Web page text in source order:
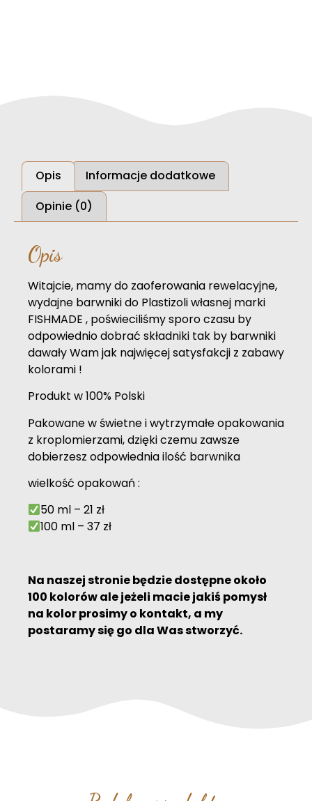
Opis
Informacje dodatkowe
Opinie (0)
Opis
Witajcie, mamy do zaoferowania rewelacyjne,
wydajne barwniki do Plastizoli własnej marki
FISHMADE , poświeciliśmy sporo czasu by
odpowiednio dobrać składniki tak by barwniki
dawały Wam jak najwięcej satysfakcji z zabawy
kolorami !
Produkt w 100% Polski
Pakowane w świetne i wytrzymałe opakowania
z kroplomierzami, dzięki czemu zawsze
dobierzesz odpowiednia ilość barwnika
wielkość opakowań :
50 ml – 21 zł
100 ml – 37 zł
Na naszej stronie będzie dostępne około
100 kolorów ale jeżeli macie jakiś pomysł
na kolor prosimy o kontakt, a my
postaramy się go dla Was stworzyć.